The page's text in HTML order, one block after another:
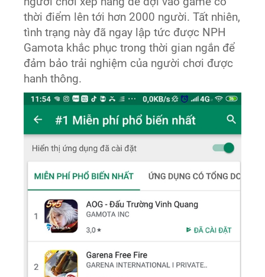
thời điểm lên tới hơn 2000 người. Tất nhiên,
tình trạng này đã ngay lập tức được NPH
Gamota khắc phục trong thời gian ngắn để
đảm bảo trải nghiệm của người chơi được
hanh thông.